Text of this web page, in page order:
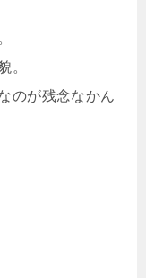
。
のが残念なかん